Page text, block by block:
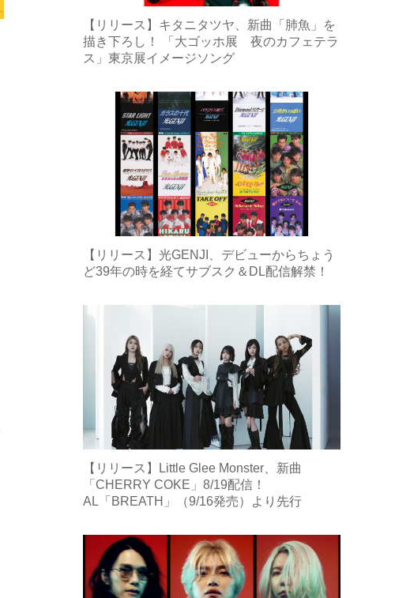
【リリース】キタニタツヤ、新曲「肺魚」を
描き下ろし！ 「大ゴッホ展 夜のカフェテラ
ス」東京展イメージソング
【リリース】光GENJI、デビューからちょう
ど39年の時を経てサブスク＆DL配信解禁！
【リリース】Little Glee Monster、新曲
「CHERRY COKE」8/19配信！
AL「BREATH」（9/16発売）より先行